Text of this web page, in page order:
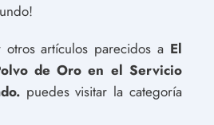
artículos parecidos a El
de Oro en el Servicio
puedes visitar la categoría